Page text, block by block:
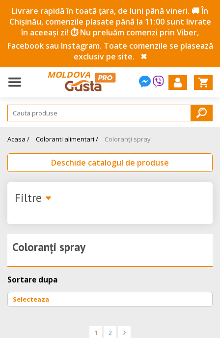
Livrare rapidă în toată țara, de luni până vineri. 🚚 În
Chișinău, comenzile plasate până la 11:00 sunt livrate
în aceeași zi! ⏱️ Nu preluăm comenzi prin Viber,
Facebook sau Instagram. Toate comenzile se plasează
exclusiv pe site.
✖
MOLDOVA
Acasa / Coloranti alimentari / Coloranți spray
Deschide catalogul de produse
Filtre
Coloranți spray
Sortare dupa
1 2 >